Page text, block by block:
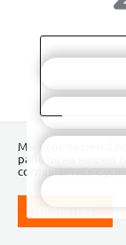
Мы используем
работы на нашем
соглашаетесь с
ПОНЯТНО